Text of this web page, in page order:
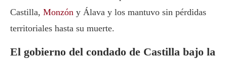
Castilla, Monzón y Álava y los mantuvo sin pérdidas
territoriales hasta su muerte.
El gobierno del condado de Castilla bajo la